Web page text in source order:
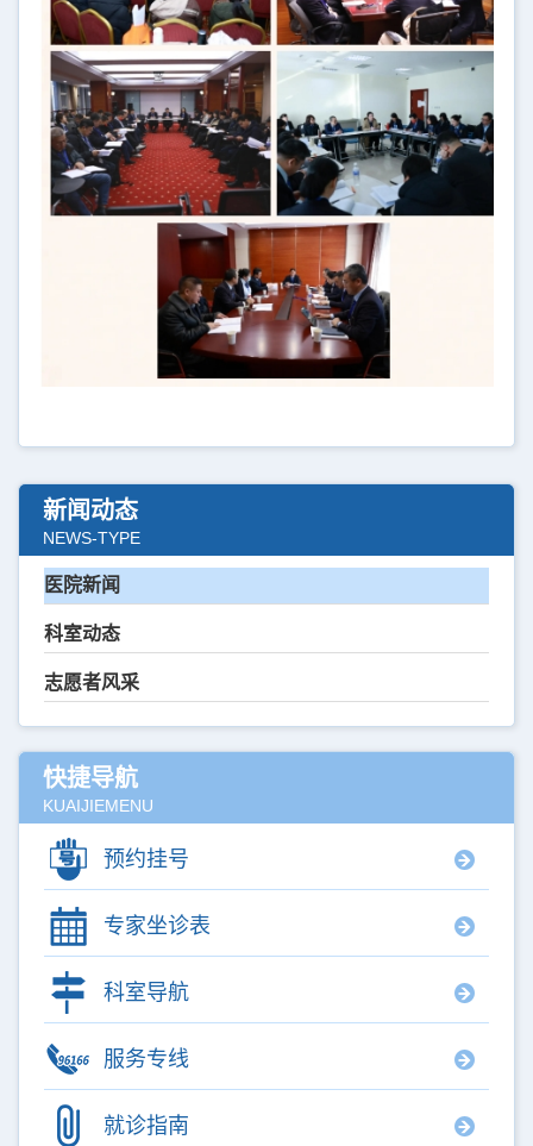
新闻动态
NEWS-TYPE
医院新闻
科室动态
志愿者风采
快捷导航
KUAIJIEMENU
预约挂号
专家坐诊表
科室导航
服务专线
就诊指南